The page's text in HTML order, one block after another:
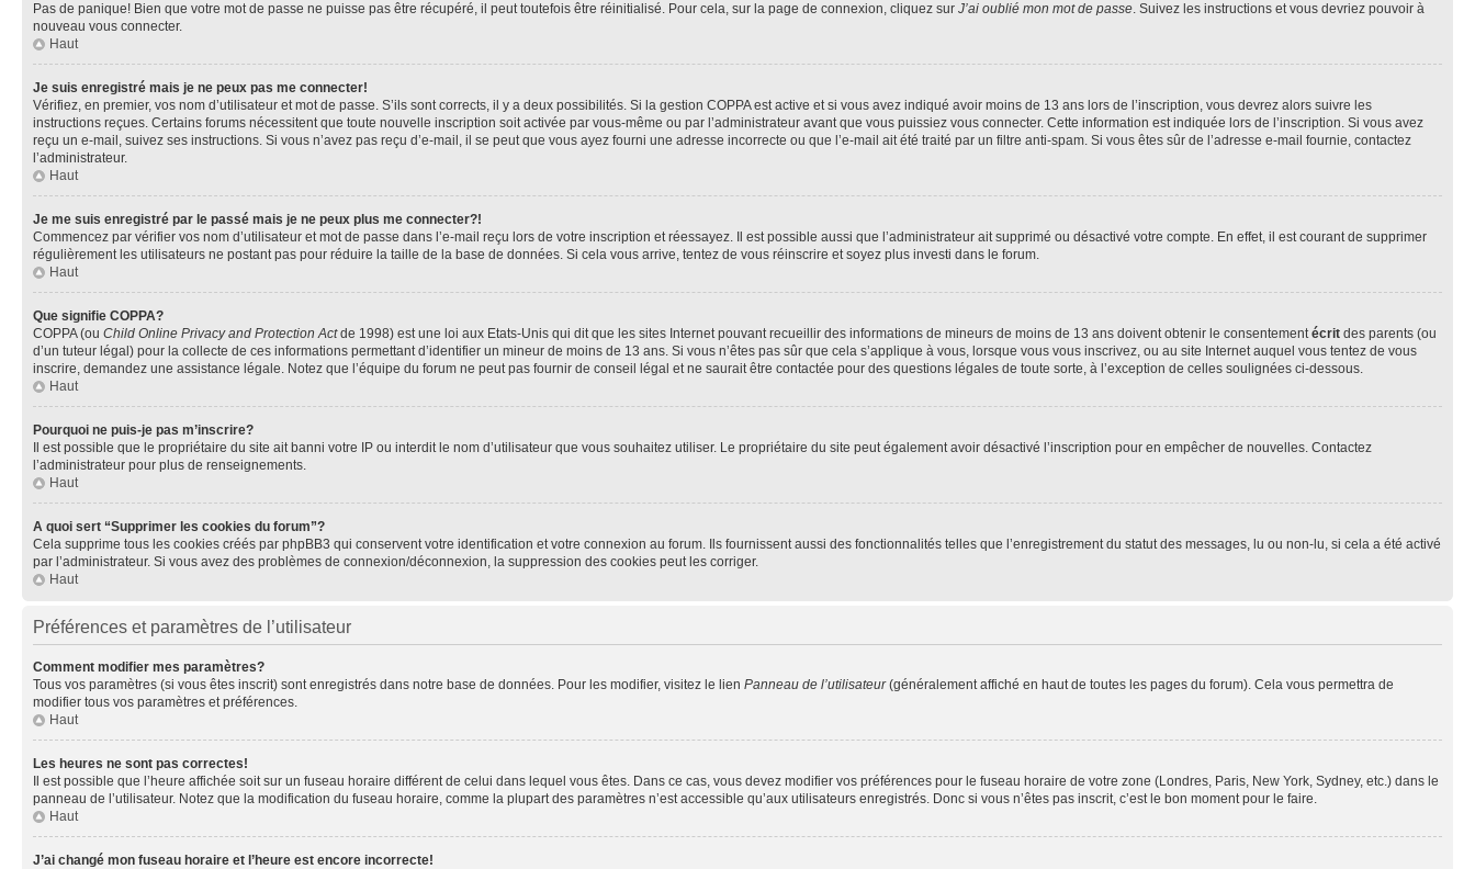
Pas de panique! Bien que votre mot de passe ne puisse pas être récupéré, il peut toutefois être réinitialisé. Pour cela, sur la page de connexion, cliquez sur J’ai oublié mon mot de passe. Suivez les instructions et vous devriez pouvoir à
nouveau vous connecter.
Haut
Je suis enregistré mais je ne peux pas me connecter!
Vérifiez, en premier, vos nom d’utilisateur et mot de passe. S’ils sont corrects, il y a deux possibilités. Si la gestion COPPA est active et si vous avez indiqué avoir moins de 13 ans lors de l’inscription, vous devrez alors suivre les
instructions reçues. Certains forums nécessitent que toute nouvelle inscription soit activée par vous-même ou par l’administrateur avant que vous puissiez vous connecter. Cette information est indiquée lors de l’inscription. Si vous avez
reçu un e-mail, suivez ses instructions. Si vous n’avez pas reçu d’e-mail, il se peut que vous ayez fourni une adresse incorrecte ou que l’e-mail ait été traité par un filtre anti-spam. Si vous êtes sûr de l’adresse e-mail fournie, contactez
l’administrateur.
Haut
Je me suis enregistré par le passé mais je ne peux plus me connecter?!
Commencez par vérifier vos nom d’utilisateur et mot de passe dans l’e-mail reçu lors de votre inscription et réessayez. Il est possible aussi que l’administrateur ait supprimé ou désactivé votre compte. En effet, il est courant de supprimer
régulièrement les utilisateurs ne postant pas pour réduire la taille de la base de données. Si cela vous arrive, tentez de vous réinscrire et soyez plus investi dans le forum.
Haut
Que signifie COPPA?
COPPA (ou Child Online Privacy and Protection Actde 1998) est une loi aux Etats-Unis qui dit que les sites Internet pouvant recueillir des informations de mineurs de moins de 13 ans doivent obtenir le consentementécrit des parents (ou
d’un tuteur légal) pour la collecte de ces informations permettant d’identifier un mineur de moins de 13 ans. Si vous n’êtes pas sûr que cela s’applique à vous, lorsque vous vous inscrivez, ou au site Internet auquel vous tentez de vous
inscrire, demandez une assistance légale. Notez que l’équipe du forum ne peut pas fournir de conseil légal et ne saurait être contactée pour des questions légales de toute sorte, à l’exception de celles soulignées ci-dessous.
Haut
Pourquoi ne puis-je pas m’inscrire?
Il est possible que le propriétaire du site ait banni votre IP ou interdit le nom d’utilisateur que vous souhaitez utiliser. Le propriétaire du site peut également avoir désactivé l’inscription pour en empêcher de nouvelles. Contactez
l’administrateur pour plus de renseignements.
Haut
A quoi sert “Supprimer les cookies du forum”?
Cela supprime tous les cookies créés par phpBB3 qui conservent votre identification et votre connexion au forum. Ils fournissent aussi des fonctionnalités telles que l’enregistrement du statut des messages, lu ou non-lu, si cela a été activé
par l’administrateur. Si vous avez des problèmes de connexion/déconnexion, la suppression des cookies peut les corriger.
Haut
Préférences et paramètres de l’utilisateur
Comment modifier mes paramètres?
Tous vos paramètres (si vous êtes inscrit) sont enregistrés dans notre base de données. Pour les modifier, visitez le lien Panneau de l’utilisateur(généralement affiché en haut de toutes les pages du forum). Cela vous permettra de
modifier tous vos paramètres et préférences.
Haut
Les heures ne sont pas correctes!
Il est possible que l’heure affichée soit sur un fuseau horaire différent de celui dans lequel vous êtes. Dans ce cas, vous devez modifier vos préférences pour le fuseau horaire de votre zone (Londres, Paris, New York, Sydney, etc.) dans le
panneau de l’utilisateur. Notez que la modification du fuseau horaire, comme la plupart des paramètres n’est accessible qu’aux utilisateurs enregistrés. Donc si vous n’êtes pas inscrit, c’est le bon moment pour le faire.
Haut
J’ai changé mon fuseau horaire et l’heure est encore incorrecte!